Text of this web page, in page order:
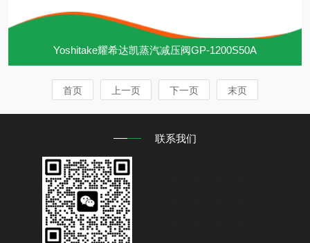
Yoshitake耀希达凯蒸汽减压阀GP-1200S50A
首页 上一页 下一页 末页
联系我们